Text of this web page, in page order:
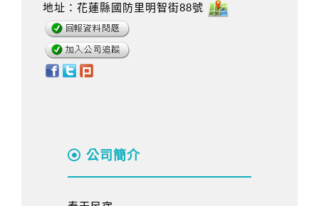
地址：花蓮縣國防里明智街88號
公司簡介